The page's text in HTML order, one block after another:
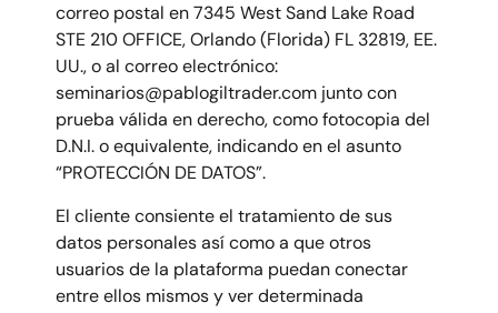
correo postal en 7345 West Sand Lake Road
STE 210 OFFICE, Orlando (Florida) FL 32819, EE.
UU., o al correo electrónico:
seminarios@pablogiltrader.com junto con
prueba válida en derecho, como fotocopia del
D.N.I. o equivalente, indicando en el asunto
“PROTECCIÓN DE DATOS”.
El cliente consiente el tratamiento de sus
datos personales así como a que otros
usuarios de la plataforma puedan conectar
entre ellos mismos y ver determinada